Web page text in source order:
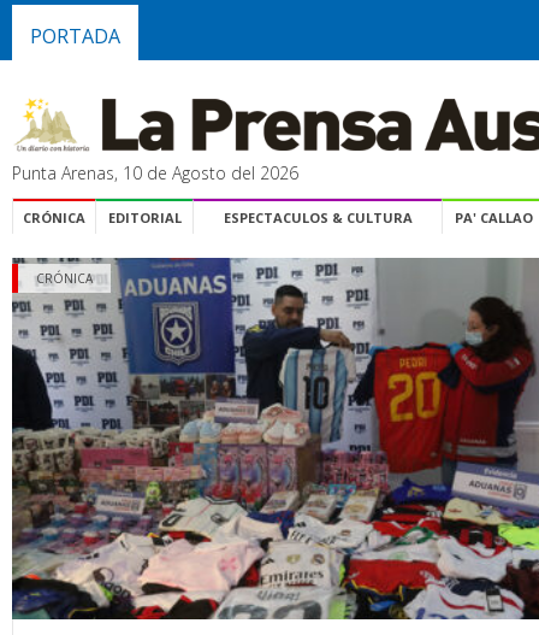
PORTADA
Punta Arenas, 10 de Agosto del 2026
CRÓNICA EDITORIAL ESPECTACULOS & CULTURA PA' CALLAO
CRÓNICA